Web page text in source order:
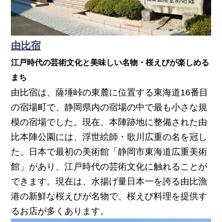
由比宿
江戸時代の芸術文化と美味しい名物・桜えびが楽しめる
まち
由比宿は、薩埵峠の東麓に位置する東海道16番目
の宿場町で、静岡県内の宿場の中で最も小さな規
模の宿場でした。現在、本陣跡地に整備された由
比本陣公園には、浮世絵師・歌川広重の名を冠し
た、日本で最初の美術館「静岡市東海道広重美術
館」があり、江戸時代の芸術文化に触れることが
できます。現在は、水揚げ量日本一を誇る由比漁
港の新鮮な桜えびが名物で、桜えび料理を提供す
るお店が多くあります。